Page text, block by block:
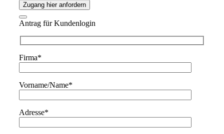
Zugang hier anfordern
Antrag für Kundenlogin
Firma*
Vorname/Name*
Adresse*